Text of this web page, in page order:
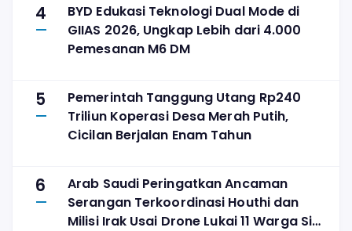
4
BYD Edukasi Teknologi Dual Mode di
GIIAS 2026, Ungkap Lebih dari 4.000
Pemesanan M6 DM
5
Pemerintah Tanggung Utang Rp240
Triliun Koperasi Desa Merah Putih,
Cicilan Berjalan Enam Tahun
6
Arab Saudi Peringatkan Ancaman
Serangan Terkoordinasi Houthi dan
Milisi Irak Usai Drone Lukai 11 Warga Sipil